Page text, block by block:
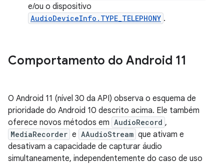
e/ou o dispositivo
AudioDeviceInfo.TYPE_TELEPHONY .
Comportamento do Android 11
O Android 11 (nível 30 da API) observa o esquema de
prioridade do Android 10 descrito acima. Ele também
oferece novos métodos em AudioRecord ,
MediaRecorder e AAudioStream que ativam e
desativam a capacidade de capturar áudio
simultaneamente, independentemente do caso de uso